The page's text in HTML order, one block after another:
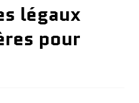
légaux
pour